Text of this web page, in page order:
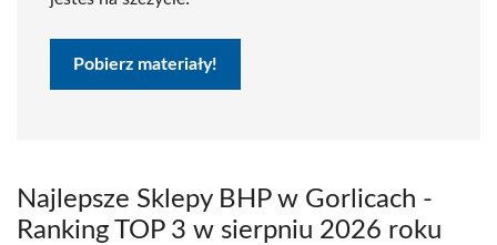
Pobierz materiały!
Najlepsze Sklepy BHP w Gorlicach -
Ranking TOP 3 w sierpniu 2026 roku